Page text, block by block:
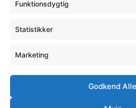
Funktionsdygtig
Statistikker
Marketing
Godkend Alle